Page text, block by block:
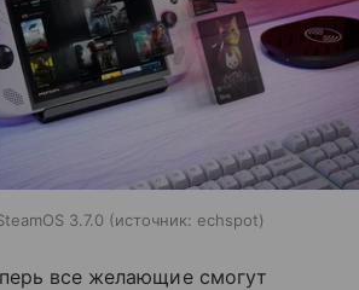
3.7.0 источник: echspot
все желающие смогут